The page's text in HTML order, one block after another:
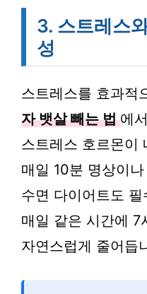
3. 스트레스
성
스트레스를 효과적
자 뱃살 빼는 법 에
스트레스 호르몬이
매일 10분 명상이
수면 다이어트도 필
매일 같은 시간에 7
자연스럽게 줄어듭